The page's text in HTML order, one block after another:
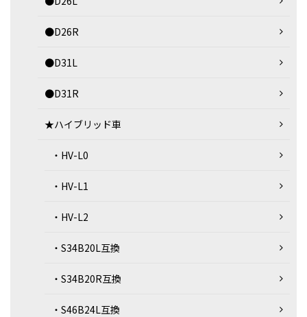
●D26R
●D31L
●D31R
★ハイブリッド車
・HV-L0
・HV-L1
・HV-L2
・S34B20L互換
・S34B20R互換
・S46B24L互換